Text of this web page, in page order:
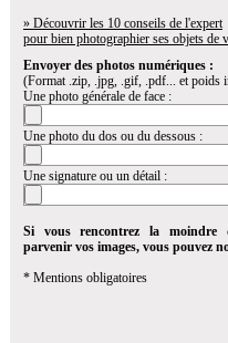
» Découvrir les 10 conseils de l'expert
pour bien photographier ses objets de
Envoyer des photos numériques :
(Format .zip, .jpg, .gif, .pdf... et poids
Une photo générale de face :
Une photo du dos ou du dessous :
Une signature ou un détail :
Si vous rencontrez la
parvenir vos images, vous pouvez
* Mentions obligatoires